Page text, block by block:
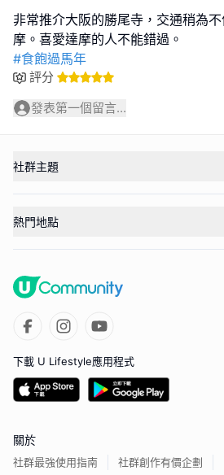
非常推介大阪的勝尾寺，交通稍為
#食飽過馬年
評分
發表第一個留言...
社群主題
熱門地點
下載 U Lifestyle應用程式
關於
社群最強使用指南 社群創作有價企劃